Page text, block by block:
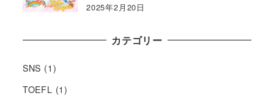
2025年2月20日
カテゴリー
SNS (1)
TOEFL (1)